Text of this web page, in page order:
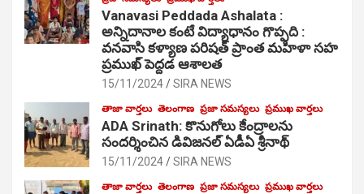
Vanavasi Peddada Ashalata :
అన్నిదానాల కంటే విద్యాధానం గొప్పది :
వనవాసి కళ్యాణ పరిషత్ ప్రాంత మహిళా సహ
ప్రముఖ్ పెద్దడ ఆశాలత
15/11/2024 SIRA NEWS
తాజా వార్తలు తెలంగాణ ప్రజా సమస్యలు ప్రముఖ వార్తలు
ADA Srinath: కొనుగోలు కేంద్రాల‌ను
సంద‌ర్శించిన డివిజనల్ ఏడీఏ శ్రీనాథ్
15/11/2024 SIRA NEWS
తాజా వార్తలు తెలంగాణ ప్రజా సమస్యలు ప్రముఖ వార్తలు